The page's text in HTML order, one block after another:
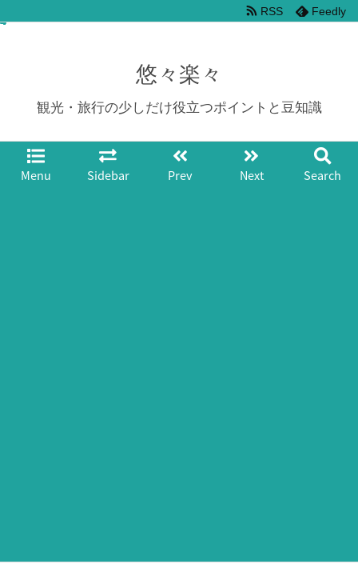
悠々楽々
観光・旅行の少しだけ役立つポイントと豆知識
Menu Sidebar Prev Next Search
RSS Feedly